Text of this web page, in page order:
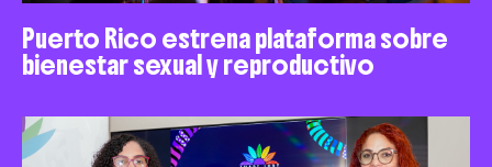
Puerto Rico estrena plataforma sobre
bienestar sexual y reproductivo